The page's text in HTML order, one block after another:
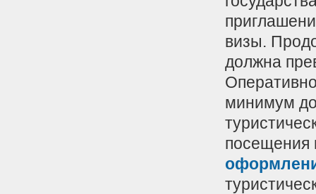
визы.
должна
минимум
посещения